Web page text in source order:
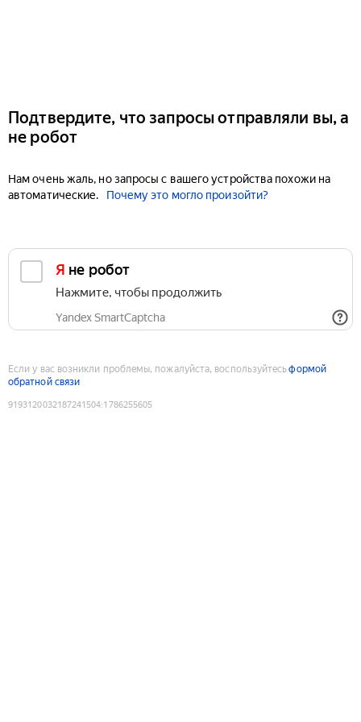
Подтвердите, что запросы отправляли вы, а
не робот
Нам очень жаль, но запросы с вашего устройства похожи на
автоматические.
Почему это могло произойти?
Я не робот
Нажмите, чтобы продолжить
Yandex SmartCaptcha
Если у вас возникли проблемы, пожалуйста, воспользуйтесьформой
обратной связи
9193120032187241504:1786255605